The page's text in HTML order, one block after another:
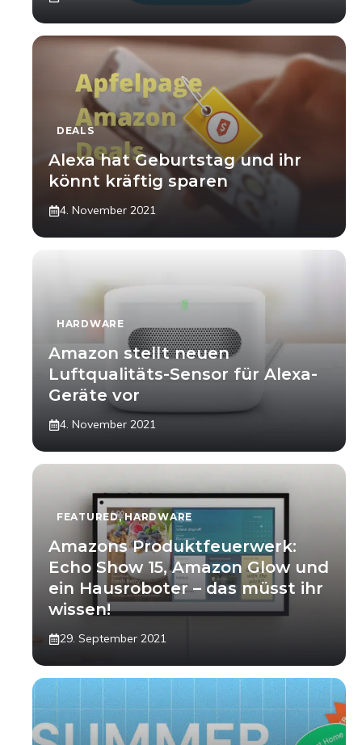
DEALS
Alexa hat Geburtstag und ihr
könnt kräftig sparen
4. November 2021
HARDWARE
Amazon stellt neuen
Luftqualitäts-Sensor für Alexa-
Geräte vor
4. November 2021
FEATURED,HARDWARE
Amazons Produktfeuerwerk:
Echo Show 15, Amazon Glow und
ein Hausroboter – das müsst ihr
wissen!
29. September 2021